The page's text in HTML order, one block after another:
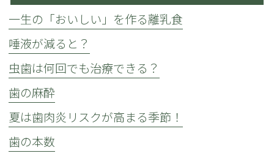
一生の「おいしい」を作る離乳食
唾液が減ると？
虫歯は何回でも治療できる？
歯の麻酔
夏は歯肉炎リスクが高まる季節！
歯の本数